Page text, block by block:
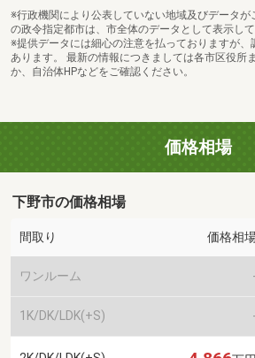
※行政機関により公表していない地域及びデータ
の政令指定都市は、市全体のデータとして表示して
※提供データには細心の注意を払っておりますが
あります。 最新の情報につきましては各市区役所
か、自治体HPなどをご確認ください。
価格相場
下野市の価格相場
間取り 価格相
ワンルーム -
1K/DK/LDK(+S) -